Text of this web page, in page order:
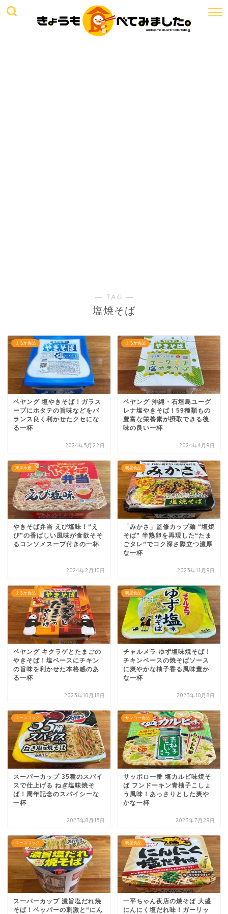
― TAG ―
塩焼そば
まるか食品
ペヤング 塩やきそば！ガラス
ープにホタテの旨味などをバ
ランス良く利かせたクセにな
る一杯
2024年5月22日
まるか食品
ペヤング 沖縄・石垣島ユーグ
レナ塩やきそば！59種類もの
豊富な栄養素が摂取できる後
味の良い一杯
2024年4月9日
東洋水産
やきそば弁当 えび塩味！“え
び”の香ばしい風味が食欲そそ
るコンソメスープ付きの一杯
2024年2月10日
明星食品
「みかさ」監修カップ麺 “塩焼
そば” 半熟卵を再現した“たま
ごタレ”でコク深さ際立つ濃厚
な一杯
2023年11月9日
まるか食品
ペヤング キクラゲとたまごの
やきそば！塩ベースにチキン
の旨味を利かせた本格感のあ
る一杯
2023年10月18日
明星食品
チャルメラ ゆず塩味焼そば！
チキンベースの焼そばソース
に爽やかな柚子香る風味豊か
な一杯
2023年10月8日
エースコック
スーパーカップ 35種のスパイ
スで仕上げる ねぎ塩味焼そ
ば！周年記念のスパイシーな
一杯
2023年8月15日
サンヨー食品
サッポロ一番 塩カルビ味焼そ
ば フンドーキン青柚子こしょ
う風味！あっさりとした爽や
かな一杯
2023年7月29日
エースコック
スーパーカップ 濃旨塩だれ焼
そば！ペッパーの刺激と“にん
明星食品
一平ちゃん夜店の焼そば 大盛
にんにく塩だれ味！ガーリッ